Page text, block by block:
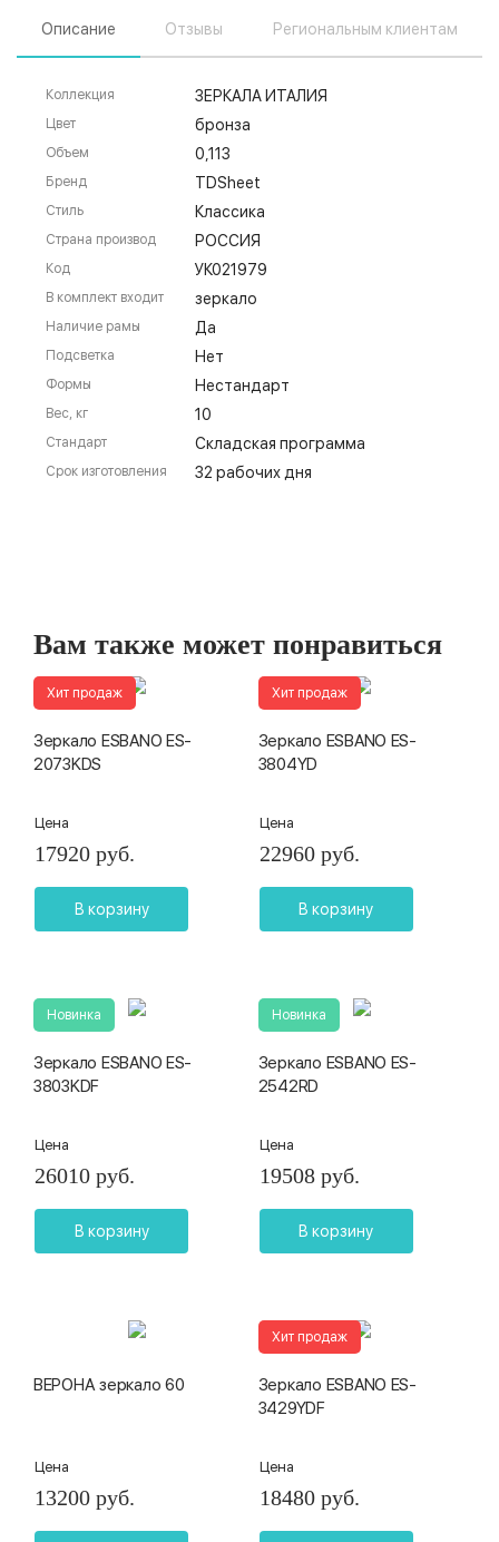
Описание Отзывы Региональным клиентам
Коллекция ЗЕРКАЛА ИТАЛИЯ
Цвет бронза
Объем 0,113
Бренд TDSheet
Стиль Классика
Страна производ РОССИЯ
Код УК021979
В комплект входит зеркало
Наличие рамы Да
Подсветка Нет
Формы Нестандарт
Вес, кг 10
Стандарт Складская программа
Срок изготовления 32 рабочих дня
Вам также может понравиться
Хит продаж
Зеркало ESBANO ES-
2073KDS
Цена
17920 руб.
В корзину
Хит продаж
Зеркало ESBANO ES-
3804YD
Цена
22960 руб.
В корзину
Новинка
Зеркало ESBANO ES-
3803KDF
Цена
26010 руб.
В корзину
Новинка
Зеркало ESBANO ES-
2542RD
Цена
19508 руб.
В корзину
ВЕРОНА зеркало 60
Цена
13200 руб.
Хит продаж
Зеркало ESBANO ES-
3429YDF
Цена
18480 руб.